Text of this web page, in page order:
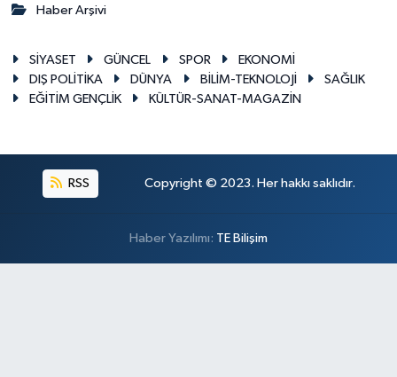
Haber Arşivi
SİYASET GÜNCEL SPOR
EKONOMİ
DIŞ POLİTİKA
DÜNYA BİLİM-TEKNOLOJİ
SAĞLIK
EĞİTİM GENÇLİK
KÜLTÜR-SANAT-MAGAZİN
RSS Copyright © 2023. Her hakkı saklıdır.
Haber Yazılımı: TE Bilişim